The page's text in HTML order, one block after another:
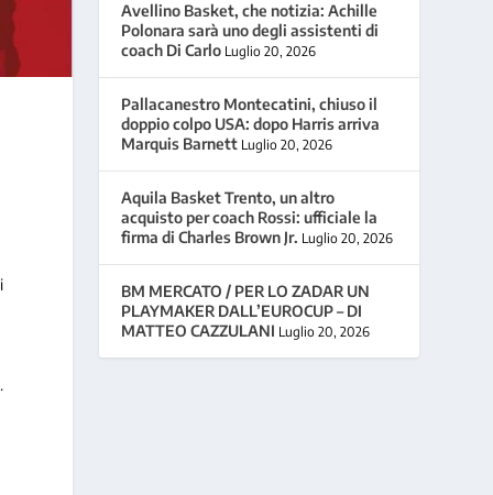
Avellino Basket, che notizia: Achille
Polonara sarà uno degli assistenti di
coach Di Carlo Luglio 20, 2026
Pallacanestro Montecatini, chiuso il
doppio colpo USA: dopo Harris arriva
Marquis Barnett Luglio 20, 2026
Aquila Basket Trento, un altro
acquisto per coach Rossi: ufficiale la
firma di Charles Brown Jr. Luglio 20, 2026
BM MERCATO / PER LO ZADAR UN
PLAYMAKER DALL’EUROCUP – DI
MATTEO CAZZULANI Luglio 20, 2026